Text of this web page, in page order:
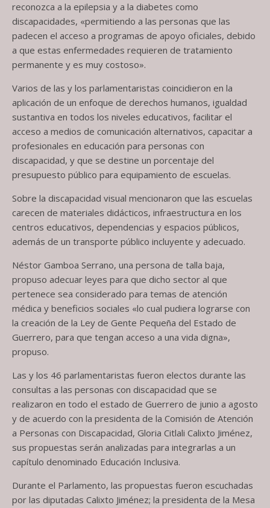
reconozca a la epilepsia y a la diabetes como
discapacidades, «permitiendo a las personas que las
padecen el acceso a programas de apoyo oficiales, debido
a que estas enfermedades requieren de tratamiento
permanente y es muy costoso».
Varios de las y los parlamentaristas coincidieron en la
aplicación de un enfoque de derechos humanos, igualdad
sustantiva en todos los niveles educativos, facilitar el
acceso a medios de comunicación alternativos, capacitar a
profesionales en educación para personas con
discapacidad, y que se destine un porcentaje del
presupuesto público para equipamiento de escuelas.
Sobre la discapacidad visual mencionaron que las escuelas
carecen de materiales didácticos, infraestructura en los
centros educativos, dependencias y espacios públicos,
además de un transporte público incluyente y adecuado.
Néstor Gamboa Serrano, una persona de talla baja,
propuso adecuar leyes para que dicho sector al que
pertenece sea considerado para temas de atención
médica y beneficios sociales «lo cual pudiera lograrse con
la creación de la Ley de Gente Pequeña del Estado de
Guerrero, para que tengan acceso a una vida digna»,
propuso.
Las y los 46 parlamentaristas fueron electos durante las
consultas a las personas con discapacidad que se
realizaron en todo el estado de Guerrero de junio a agosto
y de acuerdo con la presidenta de la Comisión de Atención
a Personas con Discapacidad, Gloria Citlali Calixto Jiménez,
sus propuestas serán analizadas para integrarlas a un
capítulo denominado Educación Inclusiva.
Durante el Parlamento, las propuestas fueron escuchadas
por las diputadas Calixto Jiménez; la presidenta de la Mesa